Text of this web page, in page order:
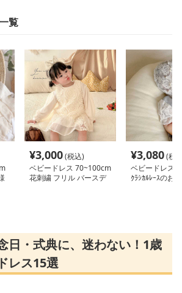
覧
¥3,000(税込)
ベビードレス 70~100cm
花刺繍 フリル バースデ
¥3,080(税
ベビードレス ﾍ
ｸﾗｼｶﾙﾚｰｽのお
日・式典に、迷わない！1歳
レス15選